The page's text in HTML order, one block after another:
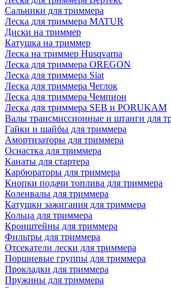
Сальники для триммера
Леска для триммера MATUR
Диски на триммер
Катушка на триммер
Леска на триммер Husqvarna
Леска для триммера OREGON
Леска для триммера Siat
Леска для триммера Чеглок
Леска для триммера Чемпион
Леска для триммера SEB и PORUKAM
Валы трансмиссионные и штанги для
Гайки и шайбы для триммера
Амортизаторы для триммера
Оснастка для триммера
Канаты для стартера
Карбюраторы для триммера
Кнопки подачи топлива для триммера
Коленвалы для триммера
Катушки зажигания для триммера
Кольца для триммера
Кронштейны для триммера
Фильтры для триммера
Отсекатели лески для триммера
Поршневые группы для триммера
Прокладки для триммера
Пружины для триммера